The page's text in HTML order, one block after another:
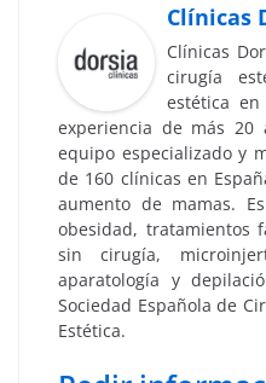
Clínicas
Clínicas
cirugía
estética
experiencia de más
equipo especializado y
de 160 clínicas en
aumento de mamas.
obesidad, tratamientos
sin cirugía,
aparatología y
Sociedad Española de
Estética.